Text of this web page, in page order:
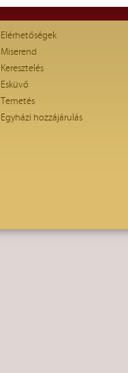
Elérhetőségek
Miserend
Keresztelés
Esküvő
Temetés
Egyházi hozzájárulás